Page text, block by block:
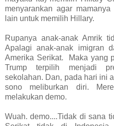
menyarankan agar
lain untuk memilih Hillary.
Rupanya anak-anak Amrik
Apalagi anak-anak imigran
Amerika Serikat. Maka yang
Trump terpilih menjadi
sekolahan. Dan, pada hari ini
sono meliburkan diri.
melakukan demo.
Wuah. demo....Tidak di sana